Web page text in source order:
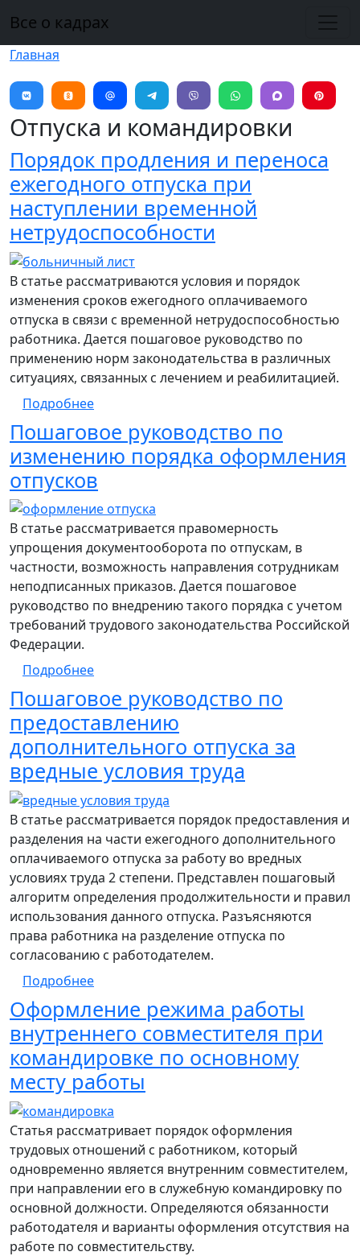
Все о кадрах
Главная
Отпуска и командировки
Порядок продления и переноса
ежегодного отпуска при
наступлении временной
нетрудоспособности
В статье рассматриваются условия и порядок
изменения сроков ежегодного оплачиваемого
отпуска в связи с временной нетрудоспособностью
работника. Дается пошаговое руководство по
применению норм законодательства в различных
ситуациях, связанных с лечением и реабилитацией.
Подробнеео Порядок продления и переноса
Пошаговое руководство по
изменению порядка оформления
отпусков
В статье рассматривается правомерность
упрощения документооборота по отпускам, в
частности, возможность направления сотрудникам
неподписанных приказов. Дается пошаговое
руководство по внедрению такого порядка с учетом
требований трудового законодательства Российской
Федерации.
Подробнеео Пошаговое руководство по
Пошаговое руководство по
предоставлению
дополнительного отпуска за
вредные условия труда
В статье рассматривается порядок предоставления и
разделения на части ежегодного дополнительного
оплачиваемого отпуска за работу во вредных
условиях труда 2 степени. Представлен пошаговый
алгоритм определения продолжительности и правил
использования данного отпуска. Разъясняются
права работника на разделение отпуска по
согласованию с работодателем.
Подробнеео Пошаговое руководство по
Оформление режима работы
внутреннего совместителя при
командировке по основному
месту работы
Статья рассматривает порядок оформления
трудовых отношений с работником, который
одновременно является внутренним совместителем,
при направлении его в служебную командировку по
основной должности. Определяются обязанности
работодателя и варианты оформления отсутствия на
работе по совместительству.